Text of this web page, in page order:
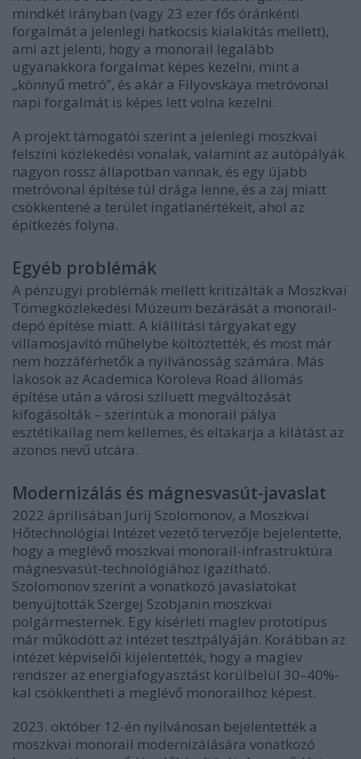
mindkét irányban (vagy 23 ezer fős óránkénti
forgalmát a jelenlegi hatkocsis kialakítás mellett),
ami azt jelenti, hogy a monorail legalább
ugyanakkora forgalmat képes kezelni, mint a
„könnyű metró”, és akár a Filyovskaya metróvonal
napi forgalmát is képes lett volna kezelni.
A projekt támogatói szerint a jelenlegi moszkvai
felszíni közlekedési vonalak, valamint az autópályák
nagyon rossz állapotban vannak, és egy újabb
metróvonal építése túl drága lenne, és a zaj miatt
csökkentené a terület ingatlanértékeit, ahol az
építkezés folyna.
Egyéb problémák
A pénzügyi problémák mellett kritizálták a Moszkvai
Tömegközlekedési Múzeum bezárását a monorail-
depó építése miatt. A kiállítási tárgyakat egy
villamosjavító műhelybe költöztették, és most már
nem hozzáférhetők a nyilvánosság számára. Más
lakosok az Academica Koroleva Road állomás
építése után a városi sziluett megváltozását
kifogásolták – szerintük a monorail pálya
esztétikailag nem kellemes, és eltakarja a kilátást az
azonos nevű utcára.
Modernizálás és mágnesvasút-javaslat
2022 áprilisában Jurij Szolomonov, a Moszkvai
Hőtechnológiai Intézet vezető tervezője bejelentette,
hogy a meglévő moszkvai monorail-infrastruktúra
mágnesvasút-technológiához igazítható.
Szolomonov szerint a vonatkozó javaslatokat
benyújtották Szergej Szobjanin moszkvai
polgármesternek. Egy kísérleti maglev prototípus
már működött az intézet tesztpályáján. Korábban az
intézet képviselői kijelentették, hogy a maglev
rendszer az energiafogyasztást körülbelül 30–40%-
kal csökkentheti a meglévő monorailhoz képest.
2023. október 12-én nyilvánosan bejelentették a
moszkvai monorail modernizálására vonatkozó